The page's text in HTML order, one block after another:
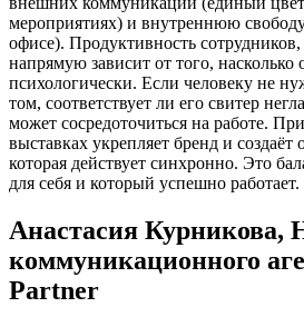
мероприятиях) и внутреннюю
офисе). Продуктивность сотрудников,
напрямую зависит от того,
психологически. Если человеку не
том, соответствует ли его свитер
может сосредоточиться на работе.
выставках укрепляет бренд и
которая действует синхронно. Это
для себя и который успешно работает.
Анастасия Курникова,
коммуникационного
Partner